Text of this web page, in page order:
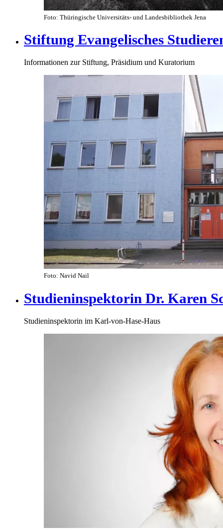
Foto: Thüringische Universitäts- und Landesbibliothek Jena
Stiftung Evangelisches
Informationen zur Stiftung, Präsidium und Kuratorium
Foto: Navid Nail
Studieninspektorin Dr. Karen
Studieninspektorin im Karl-von-Hase-Haus